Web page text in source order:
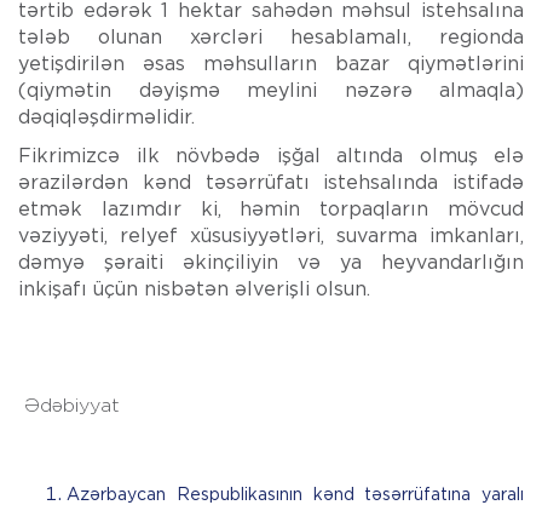
tərtib edərək 1 hektar sahədən məhsul istehsalına
tələb olunan xərcləri hesablamalı, regionda
yetişdirilən əsas məhsulların bazar qiymətlərini
(qiymətin dəyişmə meylini nəzərə almaqla)
dəqiqləşdirməlidir.
Fikrimizcə ilk növbədə işğal altında olmuş elə
ərazilərdən kənd təsərrüfatı istehsalında istifadə
etmək lazımdır ki, həmin torpaqların mövcud
vəziyyəti, relyef xüsusiyyətləri, suvarma imkanları,
dəmyə şəraiti əkinçiliyin və ya heyvandarlığın
inkişafı üçün nisbətən əlverişli olsun.
Ədəbiyyat
Azərbaycan Respublikasının kənd təsərrüfatına yaralı